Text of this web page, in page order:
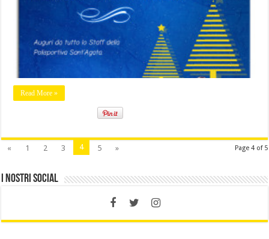
Read More »
Page 4 of 5
« 1 2 3 4 5 »
I nostri social